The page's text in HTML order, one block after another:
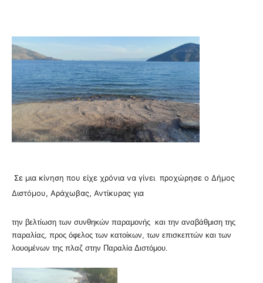
Σε μια κίνηση που είχε χρόνια να γίνει προχώρησε ο Δήμος
Διστόμου, Αράχωβας, Αντίκυρας για
την βελτίωση των συνθηκών παραμονής και την αναβάθμιση της
παραλίας, προς όφελος των κατοίκων, των επισκεπτών και των
λουομένων της πλαζ στην Παραλία Διστόμου.